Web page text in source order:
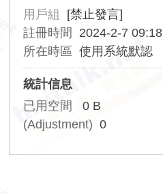
用戶組 [禁止發言]
註冊時間
2024-2-7 09:18
所在時區
使用系統默認
統計信息
已用空間
0 B
(Adjustment) 0